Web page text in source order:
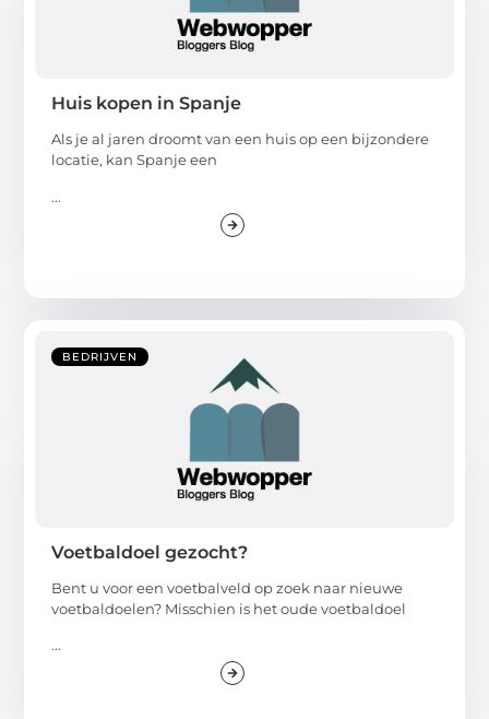
Huis kopen in Spanje
Als je al jaren droomt van een huis op een bijzondere
locatie, kan Spanje een
...
BEDRIJVEN
Voetbaldoel gezocht?
Bent u voor een voetbalveld op zoek naar nieuwe
voetbaldoelen? Misschien is het oude voetbaldoel
...